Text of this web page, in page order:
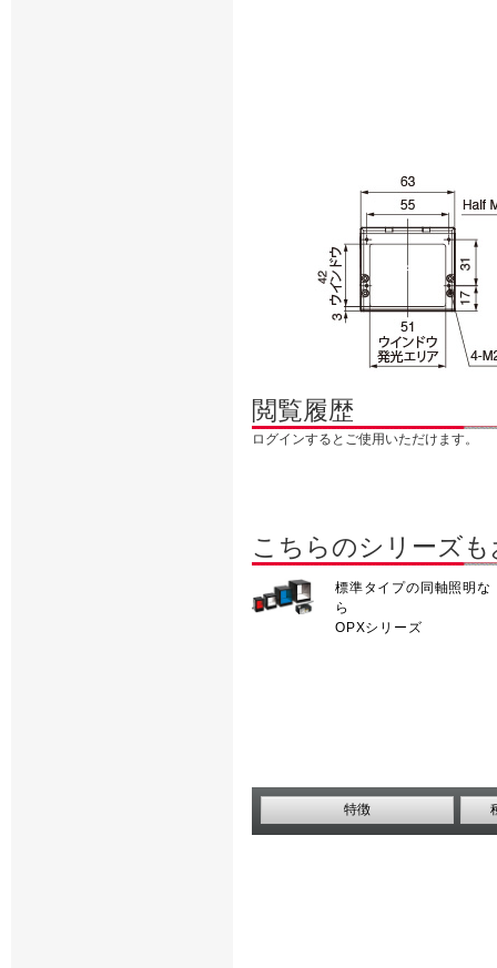
閲覧履歴
ログインするとご使用いただけます。
こちらのシリーズ
標準タイプの同軸照明な
ら
OPXシリーズ
特徴